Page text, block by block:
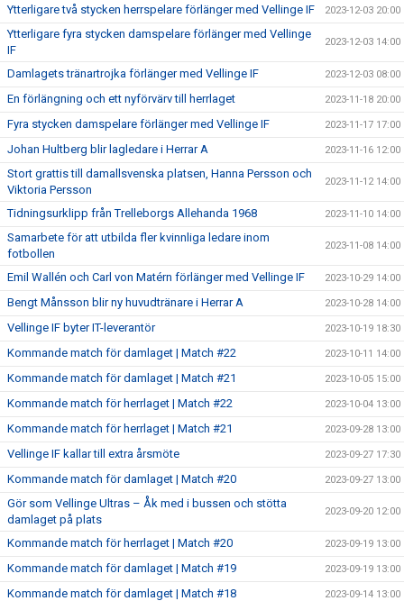
Ytterligare två stycken herrspelare förlänger med Vellinge IF 2023-12-03 20:00
Ytterligare fyra stycken damspelare förlänger med Vellinge
IF
2023-12-03 14:00
Damlagets tränartrojka förlänger med Vellinge IF 2023-12-03 08:00
En förlängning och ett nyförvärv till herrlaget 2023-11-18 20:00
Fyra stycken damspelare förlänger med Vellinge IF 2023-11-17 17:00
Johan Hultberg blir lagledare i Herrar A 2023-11-16 12:00
Stort grattis till damallsvenska platsen, Hanna Persson och
Viktoria Persson
2023-11-12 14:00
Tidningsurklipp från Trelleborgs Allehanda 1968 2023-11-10 14:00
Samarbete för att utbilda fler kvinnliga ledare inom
fotbollen
2023-11-08 14:00
Emil Wallén och Carl von Matérn förlänger med Vellinge IF 2023-10-29 14:00
Bengt Månsson blir ny huvudtränare i Herrar A 2023-10-28 14:00
Vellinge IF byter IT-leverantör 2023-10-19 18:30
Kommande match för damlaget | Match #22 2023-10-11 14:00
Kommande match för damlaget | Match #21 2023-10-05 15:00
Kommande match för herrlaget | Match #22 2023-10-04 13:00
Kommande match för herrlaget | Match #21 2023-09-28 13:00
Vellinge IF kallar till extra årsmöte 2023-09-27 17:30
Kommande match för damlaget | Match #20 2023-09-27 13:00
Gör som Vellinge Ultras – Åk med i bussen och stötta
damlaget på plats
2023-09-20 12:00
Kommande match för herrlaget | Match #20 2023-09-19 13:00
Kommande match för damlaget | Match #19 2023-09-19 13:00
Kommande match för damlaget | Match #18 2023-09-14 13:00